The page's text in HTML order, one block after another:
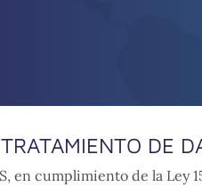
DE
en cumplimiento de la Ley